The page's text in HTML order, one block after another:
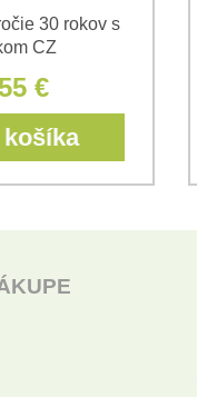
30 rokov s
CZ
€